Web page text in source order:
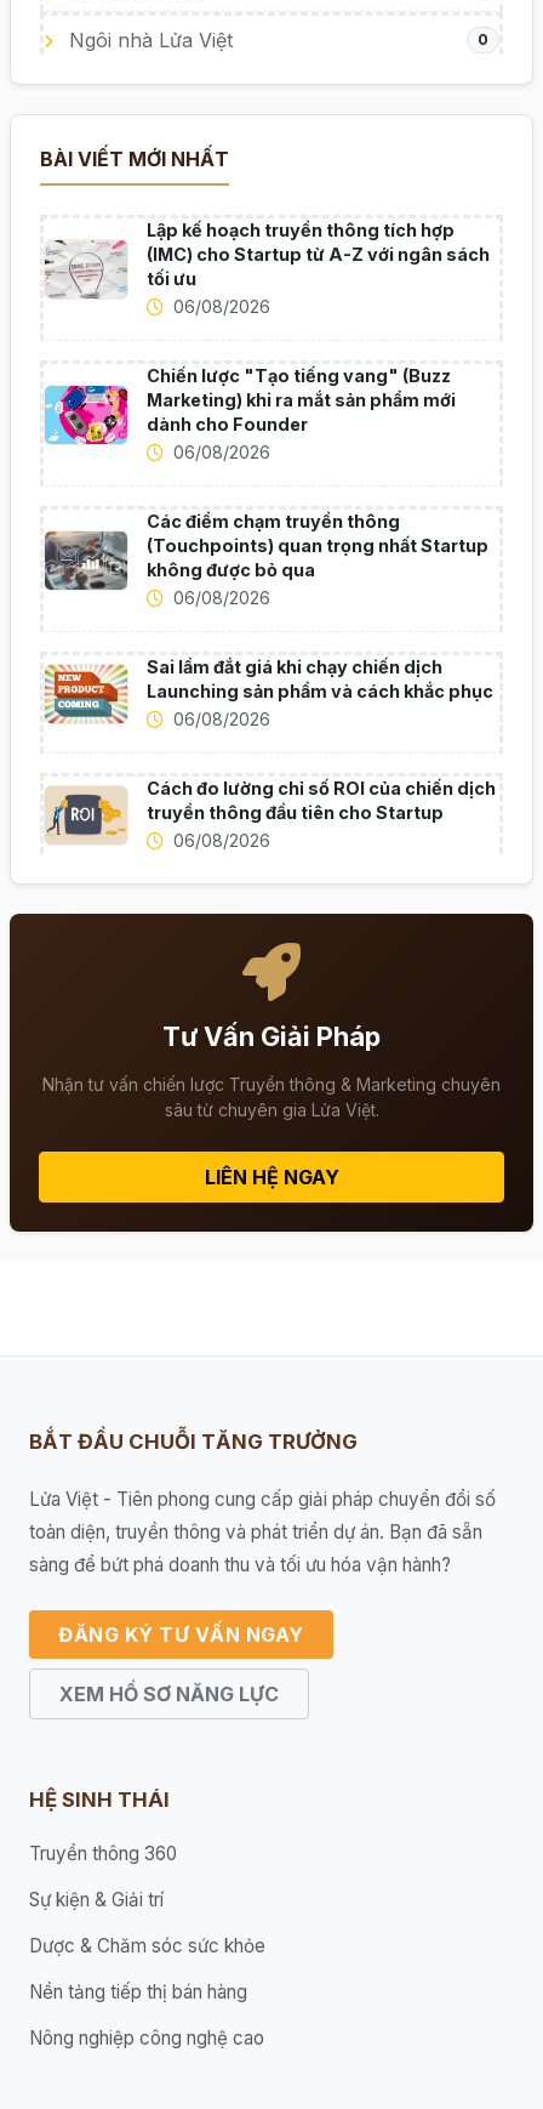
Ngôi nhà Lửa Việt 0
BÀI VIẾT MỚI NHẤT
Lập kế hoạch truyền thông tích hợp
(IMC) cho Startup từ A-Z với ngân sách
tối ưu
06/08/2026
Chiến lược "Tạo tiếng vang" (Buzz
Marketing) khi ra mắt sản phẩm mới
dành cho Founder
06/08/2026
Các điểm chạm truyền thông
(Touchpoints) quan trọng nhất Startup
không được bỏ qua
06/08/2026
Sai lầm đắt giá khi chạy chiến dịch
Launching sản phẩm và cách khắc phục
06/08/2026
Cách đo lường chỉ số ROI của chiến dịch
truyền thông đầu tiên cho Startup
06/08/2026
Tư Vấn Giải Pháp
Nhận tư vấn chiến lược Truyền thông & Marketing chuyên
sâu từ chuyên gia Lửa Việt.
LIÊN HỆ NGAY
BẮT ĐẦU CHUỖI TĂNG TRƯỞNG
Lửa Việt - Tiên phong cung cấp giải pháp chuyển đổi số
toàn diện, truyền thông và phát triển dự án. Bạn đã sẵn
sàng để bứt phá doanh thu và tối ưu hóa vận hành?
ĐĂNG KÝ TƯ VẤN NGAY
XEM HỒ SƠ NĂNG LỰC
HỆ SINH THÁI
Truyền thông 360
Sự kiện & Giải trí
Dược & Chăm sóc sức khỏe
Nền tảng tiếp thị bán hàng
Nông nghiệp công nghệ cao